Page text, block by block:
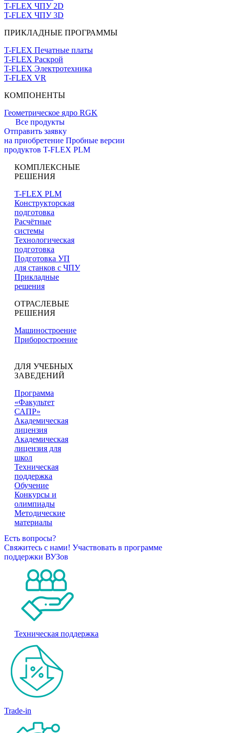
T-FLEX ЧПУ 2D
T-FLEX ЧПУ 3D
ПРИКЛАДНЫЕ ПРОГРАММЫ
T-FLEX Печатные платы
T-FLEX Раскрой
T-FLEX Электротехника
T-FLEX VR
КОМПОНЕНТЫ
Геометрическое ядро RGK
Все продукты
Отправить заявку
на приобретение Пробные версии
продуктов T-FLEX PLM
КОМПЛЕКСНЫЕ
РЕШЕНИЯ
T-FLEX PLM
Конструкторская
подготовка
Расчётные
системы
Технологическая
подготовка
Подготовка УП
для станков с ЧПУ
Прикладные
решения
ОТРАСЛЕВЫЕ
РЕШЕНИЯ
Машиностроение
Приборостроение
ДЛЯ УЧЕБНЫХ
ЗАВЕДЕНИЙ
Программа
«Факультет
САПР»
Академическая
лицензия
Академическая
лицензия для
школ
Техническая
поддержка
Обучение
Конкурсы и
олимпиады
Методические
материалы
Есть вопросы?
Свяжитесь с нами! Участвовать в программе
поддержки ВУЗов
Техническая поддержка
Trade-in